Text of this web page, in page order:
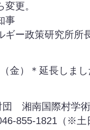
更。
事
政策研究所所
金）＊延長しま
湘南国際村学術
1821（※土